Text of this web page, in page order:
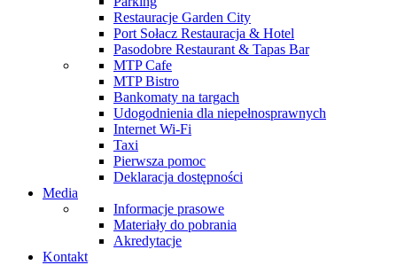
Restauracje Garden City
Port Sołacz Restauracja & Hotel
Pasodobre Restaurant & Tapas Bar
MTP Cafe
MTP Bistro
Bankomaty na targach
Udogodnienia dla niepełnosprawnych
Internet Wi-Fi
Taxi
Pierwsza pomoc
Deklaracja dostępności
Media
Informacje prasowe
Materiały do pobrania
Akredytacje
Kontakt